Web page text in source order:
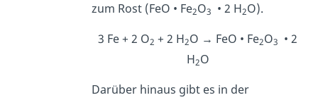
zum Rost (FeO • Fe2O3 • 2 H2O).
3 Fe + 2 O2 + 2 H2O → FeO • Fe2O3 • 2
H2O
Darüber hinaus gibt es in der